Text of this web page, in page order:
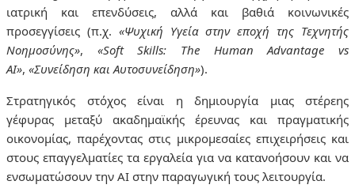
ιατρική και επενδύσεις, αλλά και βαθιά κοινωνικές
προσεγγίσεις (π.χ. «Ψυχική Υγεία στην εποχή της Τεχνητής
Νοημοσύνης»,
«Soft Skills: The Human Advantage vs
AI», «Συνείδηση και Αυτοσυνείδηση»).
Στρατηγικός στόχος είναι η δημιουργία μιας στέρεης
γέφυρας μεταξύ ακαδημαϊκής έρευνας και πραγματικής
οικονομίας, παρέχοντας στις μικρομεσαίες επιχειρήσεις και
στους επαγγελματίες τα εργαλεία για να κατανοήσουν και να
ενσωματώσουν την AI στην παραγωγική τους λειτουργία.